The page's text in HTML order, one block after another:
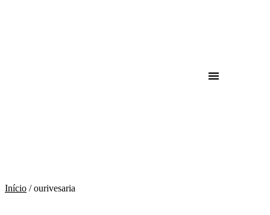
Início / ourivesaria